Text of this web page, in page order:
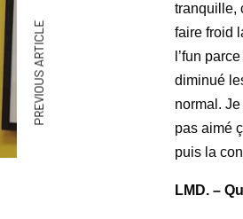
tranquille,
faire froid
l’fun
diminué
normal.
pas aimé
puis la
LMD. –
PREVIOUS ARTICLE